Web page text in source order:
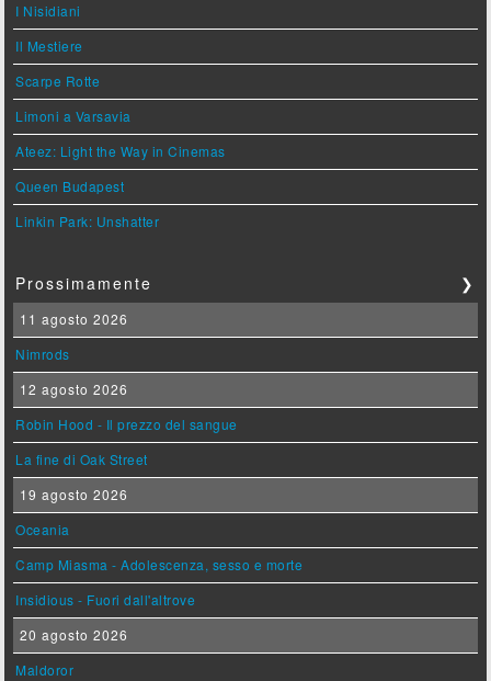
I Nisidiani
Il Mestiere
Scarpe Rotte
Limoni a Varsavia
Ateez: Light the Way in Cinemas
Queen Budapest
Linkin Park: Unshatter
Prossimamente ❯
11 agosto 2026
Nimrods
12 agosto 2026
Robin Hood - Il prezzo del sangue
La fine di Oak Street
19 agosto 2026
Oceania
Camp Miasma - Adolescenza, sesso e morte
Insidious - Fuori dall'altrove
20 agosto 2026
Maldoror